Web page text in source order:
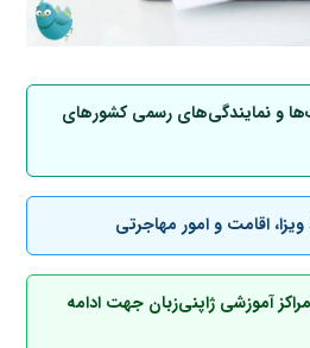
و نمایندگی‌های رسمی کشورهای
ویزا، اقامت و امور مهاجرتی
آموزشی ژاپنی‌زبان جهت ادامه